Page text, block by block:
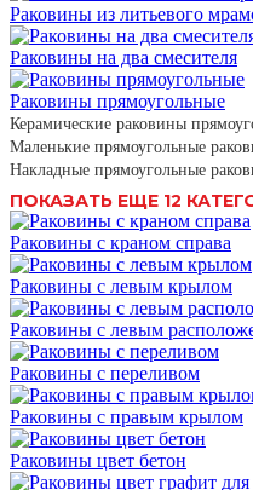
Раковины из литьевого
Раковины на два смесителя
Раковины прямоугольные
Керамические раковины
Маленькие прямоугольные
Накладные прямоугольные
ПОКАЗАТЬ ЕЩЕ 12
Раковины с краном справа
Раковины с левым крылом
Раковины с левым
Раковины с переливом
Раковины с правым крылом
Раковины цвет бетон